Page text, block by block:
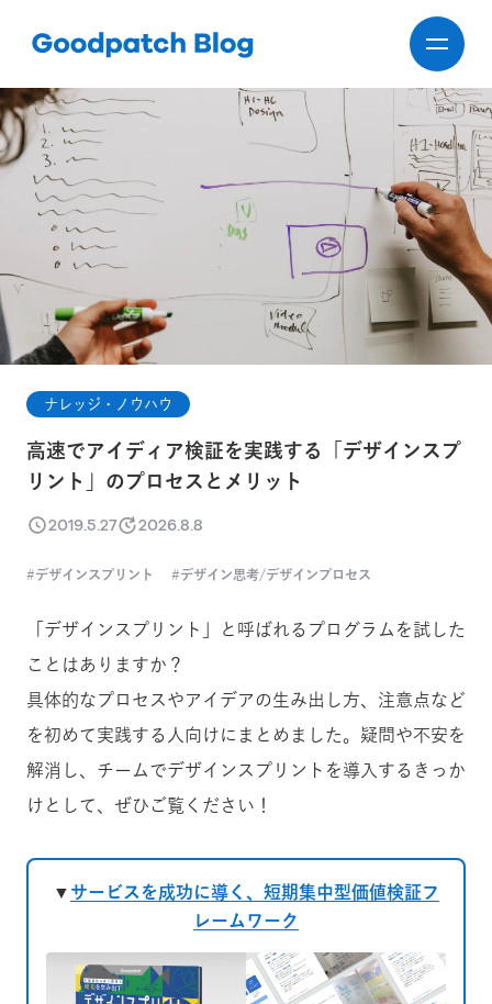
ナレッジ・ノウハウ
高速でアイディア検証を実践する「デザインスプ
リント」のプロセスとメリット
2019.5.27 2026.8.8
デザインスプリント デザイン思考/デザインプロセス
「デザインスプリント」と呼ばれるプログラムを試した
ことはありますか？
具体的なプロセスやアイデアの生み出し方、注意点など
を初めて実践する人向けにまとめました。疑問や不安を
解消し、チームでデザインスプリントを導入するきっか
けとして、ぜひご覧ください！
▼ サービスを成功に導く、短期集中型価値検証フ
レームワーク